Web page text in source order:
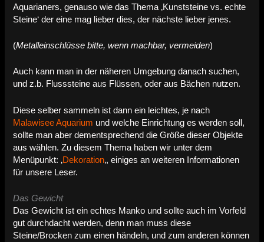
Aquarianers, genauso wie das Thema ‚Kunststeine vs. echte
Steine‘ der eine mag lieber dies, der nächste lieber jenes.
(Metalleinschlüsse bitte, wenn machbar, vermeiden)
Auch kann man in der näheren Umgebung danach suchen,
und z.b. Flusssteine aus Flüssen, oder aus Bächen nutzen.
Diese selber sammeln ist dann ein leichtes, je nach
Malawisee Aquarium und welche Einrichtung es werden soll,
sollte man aber dementsprechend die Größe dieser Objekte
aus wählen. Zu diesem Thema haben wir unter dem
Menüpunkt: ‚Dekoration‚, einiges an weiteren Informationen
für unsere Leser.
Das Gewicht
Das Gewicht ist ein echtes Manko und sollte auch im Vorfeld
gut durchdacht werden, denn man muss diese
Steine/Brocken zum einen händeln, und zum anderen können